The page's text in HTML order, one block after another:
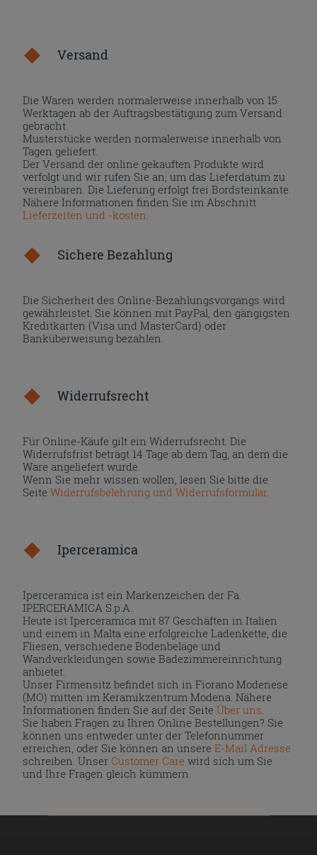
Versand
Die Waren werden normalerweise innerhalb von 15
Werktagen ab der Auftragsbestätigung zum Versand
gebracht.
Musterstücke werden normalerweise innerhalb von
Tagen geliefert.
Der Versand der online gekauften Produkte wird
verfolgt und wir rufen Sie an, um das Lieferdatum zu
vereinbaren. Die Lieferung erfolgt frei Bordsteinkante.
Nähere Informationen finden Sie im Abschnitt
Lieferzeiten und -kosten.
Sichere Bezahlung
Die Sicherheit des Online-Bezahlungsvorgangs wird
gewährleistet. Sie können mit PayPal, den gängigsten
Kreditkarten (Visa und MasterCard) oder
Banküberweisung bezahlen.
Widerrufsrecht
Für Online-Käufe gilt ein Widerrufsrecht. Die
Widerrufsfrist beträgt 14 Tage ab dem Tag, an dem die
Ware angeliefert wurde.
Wenn Sie mehr wissen wollen, lesen Sie bitte die
SeiteWiderrufsbelehrung und Widerrufsformular.
Iperceramica
Iperceramica ist ein Markenzeichen der Fa.
IPERCERAMICA S.p.A..
Heute ist Iperceramica mit 87 Geschäften in Italien
und einem in Malta eine erfolgreiche Ladenkette, die
Fliesen, verschiedene Bodenbeläge und
Wandverkleidungen sowie Badezimmereinrichtung
anbietet.
Unser Firmensitz befindet sich in Fiorano Modenese
(MO) mitten im Keramikzentrum Modena. Nähere
Informationen finden Sie auf der Seite Über uns.
Sie haben Fragen zu Ihren Online Bestellungen? Sie
können uns entweder unter der Telefonnummer
erreichen, oder Sie können an unsereE-Mail Adresse
schreiben. UnserCustomer Care wird sich um Sie
und Ihre Fragen gleich kümmern.